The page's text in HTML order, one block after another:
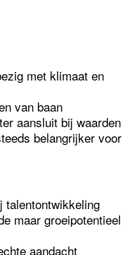
met klimaat en
van baan
aansluit bij waarden
belangrijker voor
talentontwikkeling
maar groeipotentieel
aandacht